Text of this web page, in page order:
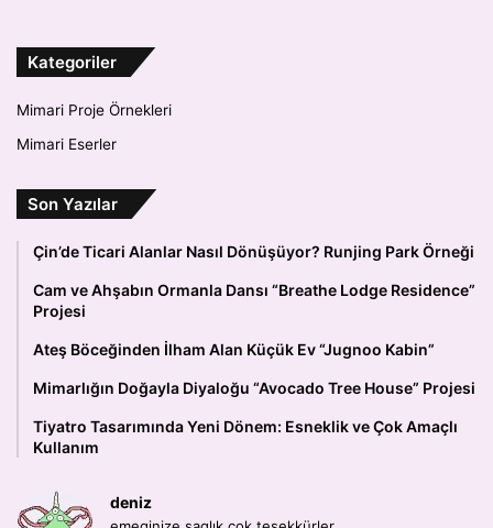
Kategoriler
Mimari Proje Örnekleri
Mimari Eserler
Son Yazılar
Çin’de Ticari Alanlar Nasıl Dönüşüyor? Runjing Park Örneği
Cam ve Ahşabın Ormanla Dansı “Breathe Lodge Residence”
Projesi
Ateş Böceğinden İlham Alan Küçük Ev “Jugnoo Kabin”
Mimarlığın Doğayla Diyaloğu “Avocado Tree House” Projesi
Tiyatro Tasarımında Yeni Dönem: Esneklik ve Çok Amaçlı
Kullanım
deniz